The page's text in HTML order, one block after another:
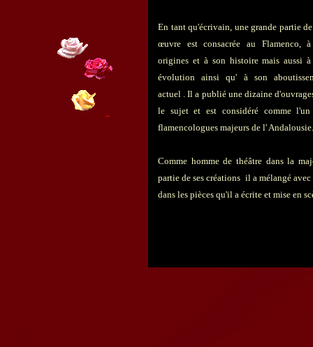
En tant qu'écrivain, une grande partie
œuvre est consacrée au Flamenco, à
origines et à son histoire mais aussi à
évolution ainsi qu' à son
actuel . Il a publié une dizaine
le sujet et est considéré comme l'un
flamencologues majeurs de l' Andalousie.
Comme homme de théâtre dans la
partie de ses créations il a mélangé
dans les pièces qu'il a écrite et mise en